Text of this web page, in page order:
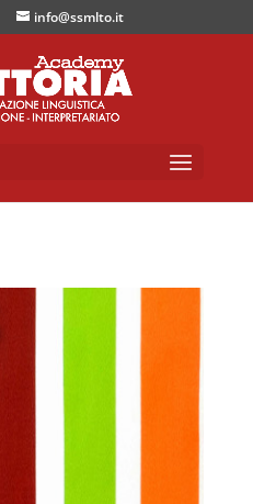
info@ssmlto.it